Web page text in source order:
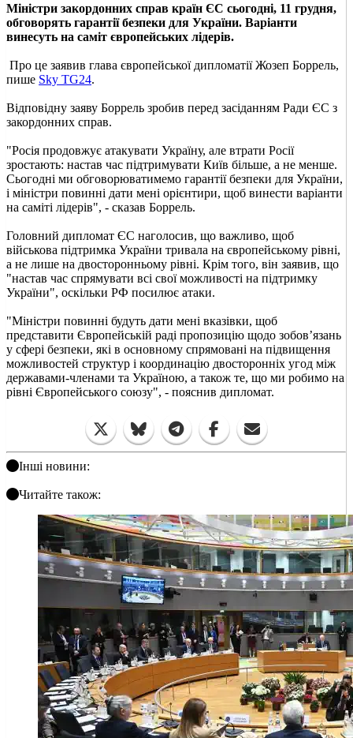
Міністри закордонних справ країн ЄС сьогодні, 11 грудня,
обговорять гарантії безпеки для України. Варіанти
винесуть на саміт європейських лідерів.
Про це заявив глава європейської дипломатії Жозеп Боррель,
пише Sky TG24.
Відповідну заяву Боррель зробив перед засіданням Ради ЄС з
закордонних справ.
"Росія продовжує атакувати Україну, але втрати Росії
зростають: настав час підтримувати Київ більше, а не менше.
Сьогодні ми обговорюватимемо гарантії безпеки для України,
і міністри повинні дати мені орієнтири, щоб винести варіанти
на саміті лідерів", - сказав Боррель.
Головний дипломат ЄС наголосив, що важливо, щоб
військова підтримка України тривала на європейському рівні,
а не лише на двосторонньому рівні. Крім того, він заявив, що
"настав час спрямувати всі свої можливості на підтримку
України", оскільки РФ посилює атаки.
"Міністри повинні будуть дати мені вказівки, щоб
представити Європейській раді пропозицію щодо зобов’язань
у сфері безпеки, які в основному спрямовані на підвищення
можливостей структур і координацію двосторонніх угод між
державами-членами та Україною, а також те, що ми робимо на
рівні Європейського союзу", - пояснив дипломат.
Інші новини:
Читайте також: